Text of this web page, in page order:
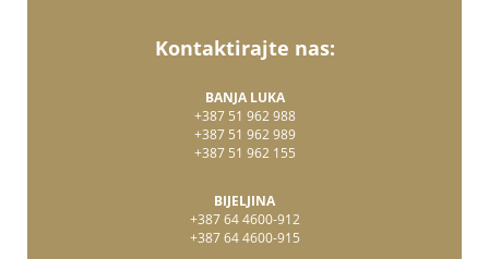
Kontaktirajte nas:
BANJA LUKA
+387 51 962 988
+387 51 962 989
+387 51 962 155
BIJELJINA
+387 64 4600-912
+387 64 4600-915